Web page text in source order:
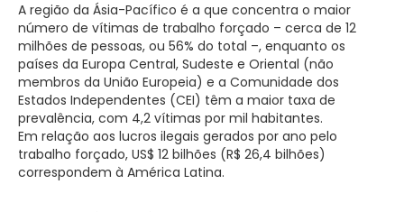
A região da Ásia-Pacífico é a que concentra o maior
número de vítimas de trabalho forçado – cerca de 12
milhões de pessoas, ou 56% do total –, enquanto os
países da Europa Central, Sudeste e Oriental (não
membros da União Europeia) e a Comunidade dos
Estados Independentes (CEI) têm a maior taxa de
prevalência, com 4,2 vítimas por mil habitantes.
Em relação aos lucros ilegais gerados por ano pelo
trabalho forçado, US$ 12 bilhões (R$ 26,4 bilhões)
correspondem à América Latina.